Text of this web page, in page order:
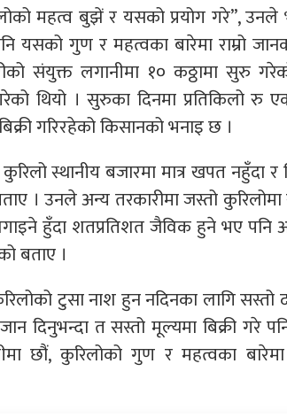
महत्व बुझें र यसको प्रयोग गरे”,
गुण र महत्वका बारेमा राम्रो
संयुक्त लगानीमा १० कठ्ठामा सुरु
थियो । सुरुका दिनमा प्रतिकिलो रु
गरिरहेको किसानको भनाइ छ ।
स्थानीय बजारमा मात्र खपत नहुँदा र
। उनले अन्य तरकारीमा जस्तो
हुँदा शतप्रतिशत जैविक हुने भए पनि
बताए ।
टुसा नाश हुन नदिनका लागि सस्तो
दिनुभन्दा त सस्तो मूल्यमा बिक्री गरे
छौं, कुरिलोको गुण र महत्वका बारेमा